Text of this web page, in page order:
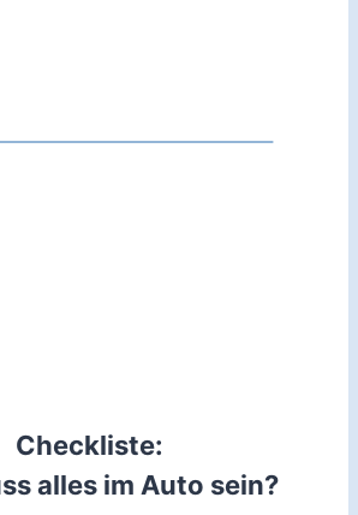
Checkliste:
alles im Auto sein?